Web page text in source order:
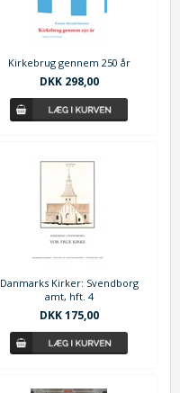
Kirkebrug gennem 250 år
DKK 298,00
Danmarks Kirker: Svendborg
amt, hft. 4
DKK 175,00